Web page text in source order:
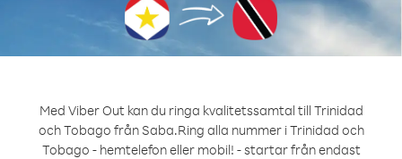
Med Viber Out kan du ringa kvalitetssamtal till Trinidad
och Tobago från Saba.Ring alla nummer i Trinidad och
Tobago - hemtelefon eller mobil! - startar från endast